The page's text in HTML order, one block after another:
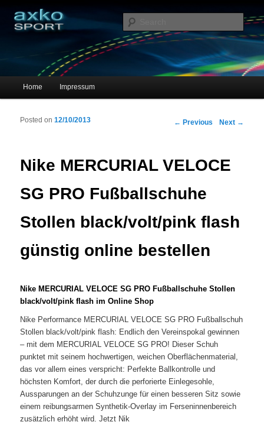
axko-sport – Sportschuhe online
Main menu
Skip to primary content
Skip to secondary content
Home Impressum
Post navigation
← Previous Next →
Nike MERCURIAL VELOCE
SG PRO Fußballschuhe
Stollen black/volt/pink flash
günstig online bestellen
Posted on12/10/2013
Nike MERCURIAL VELOCE SG PRO Fußballschuhe Stollen
black/volt/pink flash im Online Shop
Nike Performance MERCURIAL VELOCE SG PRO Fußballschuh
Stollen black/volt/pink flash: Endlich den Vereinspokal gewinnen
– mit dem MERCURIAL VELOCE SG PRO! Dieser Schuh
punktet mit seinem hochwertigen, weichen Oberflächenmaterial,
das vor allem eines verspricht: Perfekte Ballkontrolle und
höchsten Komfort, der durch die perforierte Einlegesohle,
Aussparungen an der Schuhzunge für einen besseren Sitz sowie
einem reibungsarmen Synthetik-Overlay im Ferseninnenbereich
zusätzlich erhöht wird. Jetzt Nik